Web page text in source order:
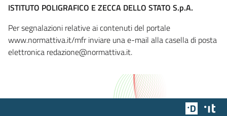
ISTITUTO POLIGRAFICO E ZECCA DELLO STATO S.p.A.
Per segnalazioni relative ai contenuti del portale
www.normattiva.it/mfr inviare una e-mail alla casella di posta
elettronica redazione@normattiva.it.
Team